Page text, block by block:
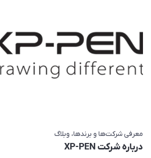
معرفی شرکت‌ها و برندها وبلاگ
درباره شرکت XP-PEN